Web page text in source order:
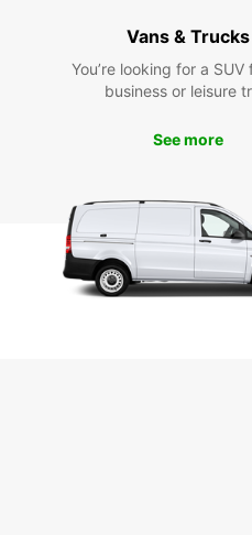
découverte de Sassari et de ses
visiter les magnifiques plages
la campagne environnante ou
aujourd'hui
Ne manquez pas l'occasion de
unique à Sassari et réservez
Vans & Trucks
You’re looking for a SUV
business or leisure
See more